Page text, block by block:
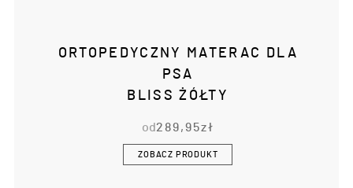
ORTOPEDYCZNY MATERAC DLA
PSA
BLISS ŻÓŁTY
od 289,95zł
ZOBACZ PRODUKT